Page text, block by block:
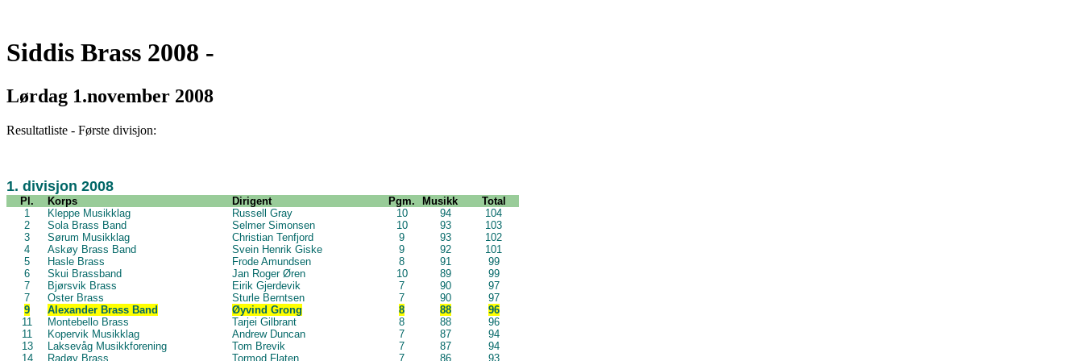
Siddis Brass 2008 -
Lørdag 1.november 2008
Resultatliste - Første divisjon:
1. divisjon 2008
Pl. Korps Dirigent Pgm. Musikk
Total
1
2
3
4
5
6
7
7
9
11
11
13
14
Kleppe Musikklag
Sola Brass Band
Sørum Musikklag
Askøy Brass Band
Hasle Brass
Skui Brassband
Bjørsvik Brass
Oster Brass
Alexander Brass Band
Montebello Brass
Kopervik Musikklag
Laksevåg Musikkforening
Radøy Brass
Russell Gray
Selmer Simonsen
Christian Tenfjord
Svein Henrik Giske
Frode Amundsen
Jan Roger Øren
Eirik Gjerdevik
Sturle Berntsen
Øyvind Grong
Tarjei Gilbrant
Andrew Duncan
Tom Brevik
Tormod Flaten
10
10
9
9
8
10
7
7
8
8
7
7
7
94
93
93
92
91
89
90
90
88
88
87
87
86
104
103
102
101
99
99
97
97
96
96
94
94
93